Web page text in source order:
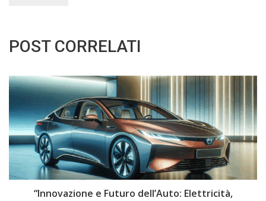
POST CORRELATI
“Innovazione e Futuro dell’Auto: Elettricità,